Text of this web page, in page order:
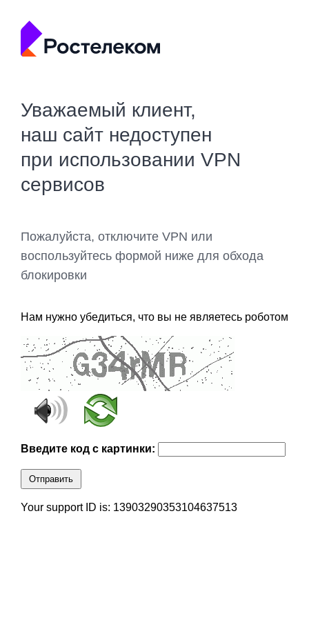
Уважаемый клиент,
наш сайт недоступен
при использовании VPN
сервисов
Пожалуйста, отключите VPN или
воспользуйтесь формой ниже для обхода
блокировки
Нам нужно убедиться, что вы не являетесь роботом
Введите код с картинки:
Отправить
Your support ID is: 13903290353104637513